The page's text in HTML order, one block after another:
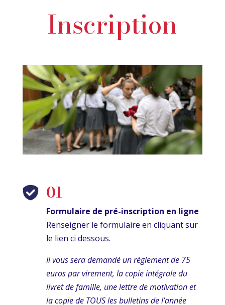
Inscription
01
Formulaire de pré-inscription en ligne
Renseigner le formulaire en cliquant sur
le lien ci dessous.
Il vous sera demandé un règlement de 75
euros par virement, la copie intégrale du
livret de famille, une lettre de motivation et
la copie de TOUS les bulletins de l’année